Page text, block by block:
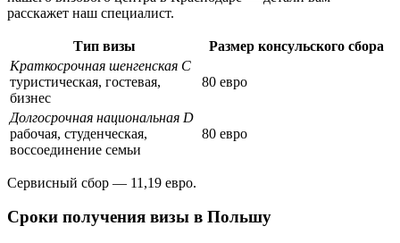
расскажет наш специалист.
Тип визы
Размер консульского сбора
Краткосрочная шенгенская C
туристическая, гостевая,
бизнес
80 евро
Долгосрочная национальная D
рабочая, студенческая,
воссоединение семьи
80 евро
Сервисный сбор — 11,19 евро.
Сроки получения визы в Польшу